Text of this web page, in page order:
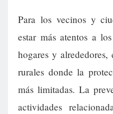
Para los vecinos y
estar más atentos a
hogares y alrededores,
rurales donde la
más limitadas. La
actividades